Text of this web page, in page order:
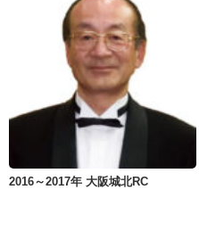
2016～2017年 大阪城北RC